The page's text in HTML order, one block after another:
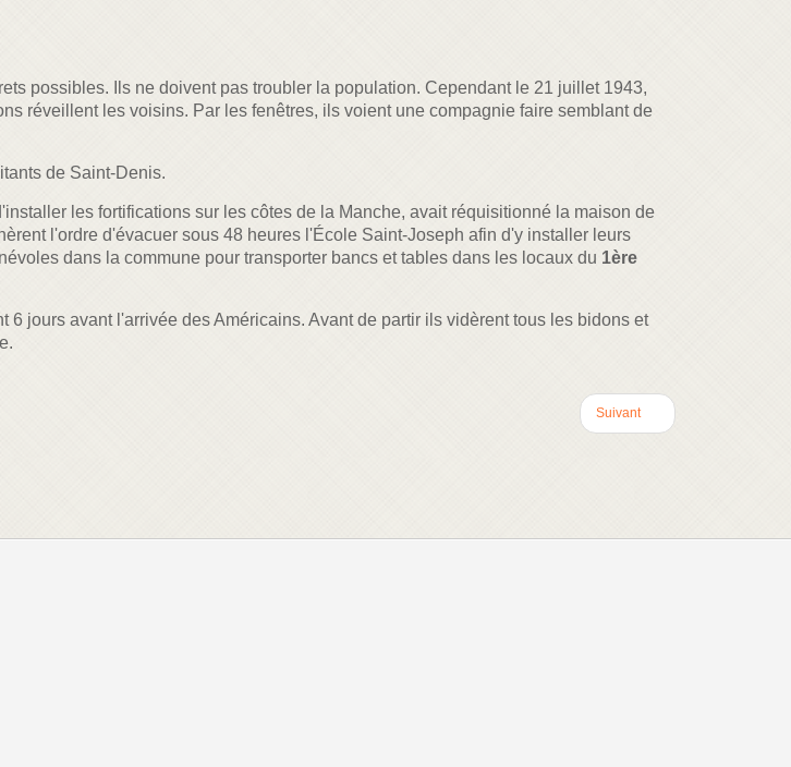
possibles. Ils ne doivent pas troubler la population. Cependant le 21 juillet 1943,
réveillent les voisins. Par les fenêtres, ils voient une compagnie faire semblant de
de Saint-Denis.
les fortifications sur les côtes de la Manche, avait réquisitionné la maison de
l'ordre d'évacuer sous 48 heures l'École Saint-Joseph afin d'y installer leurs
dans la commune pour transporter bancs et tables dans les locaux du 1ère
jours avant l'arrivée des Américains. Avant de partir ils vidèrent tous les bidons et
Suivant